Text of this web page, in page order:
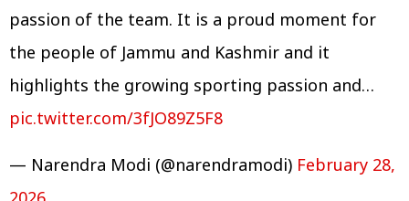
passion of the team. It is a proud moment for
the people of Jammu and Kashmir and it
highlights the growing sporting passion and…
pic.twitter.com/3fJO89Z5F8
— Narendra Modi (@narendramodi) February 28,